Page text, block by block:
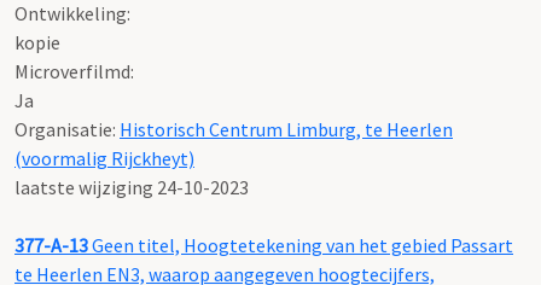
Ontwikkeling:
kopie
Microverfilmd:
Ja
Organisatie: Historisch Centrum Limburg, te Heerlen
(voormalig Rijckheyt)
laatste wijziging 24-10-2023
377-A-13Geen titel, Hoogtetekening van het gebied Passart
te Heerlen EN3, waarop aangegeven hoogtecijfers,